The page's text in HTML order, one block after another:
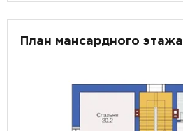
План мансардного этажа